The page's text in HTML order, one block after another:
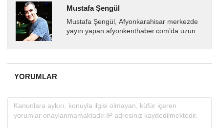
Mustafa Şengül
Mustafa Şengül, Afyonkarahisar merkezde
yayın yapan afyonkenthaber.com’da uzun
almakta, haber akışı...
YORUMLAR